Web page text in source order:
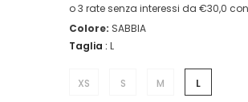
o 3 rate senza interessi da €30,0 con
Colore: SABBIA
Taglia : L
XS S M L